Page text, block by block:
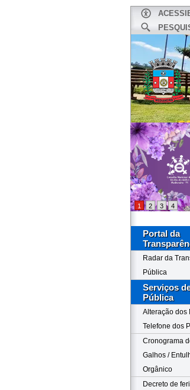
1 2 3 4
Portal da
Radar da
Pública
Serviços
Pública
Alteração dos
Telefone dos
Cronograma
Galhos /
Orgânico
Decreto de